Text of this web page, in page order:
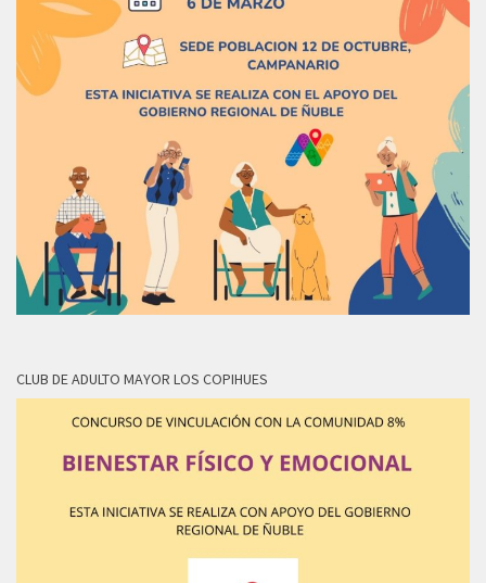
CLUB DE ADULTO MAYOR LOS COPIHUES